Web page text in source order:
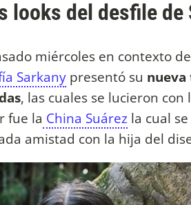
looks del desfile de
miércoles en contexto
Sarkany presentó su
, las cuales se lucieron
fue la China Suárez la cual
amistad con la hija del